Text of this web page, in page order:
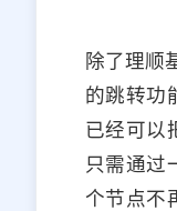
除了理顺
的跳转功
已经可以
只需通过
个节点不